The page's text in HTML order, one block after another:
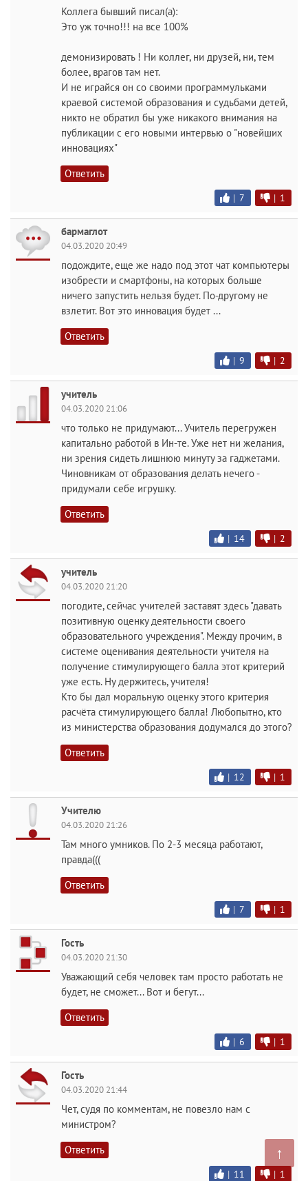
Коллега бывший писал(а):
Это уж точно!!! на все 100%
демонизировать ! Ни коллег, ни друзей, ни, тем
более, врагов там нет.
И не играйся он со своими программульками
краевой системой образования и судьбами детей,
никто не обратил бы уже никакого внимания на
публикации с его новыми интервью о "новейших
инновациях"
Ответить
| 7 | 1
бармаглот
04.03.2020 20:49
подождите, еще же надо под этот чат компьютеры
изобрести и смартфоны, на которых больше
ничего запустить нельзя будет. По-другому не
взлетит. Вот это инновация будет ...
Ответить
| 9 | 2
учитель
04.03.2020 21:06
что только не придумают... Учитель перегружен
капитально работой в Ин-те. Уже нет ни желания,
ни зрения сидеть лишнюю минуту за гаджетами.
Чиновникам от образования делать нечего -
придумали себе игрушку.
Ответить
| 14 | 2
учитель
04.03.2020 21:20
погодите, сейчас учителей заставят здесь "давать
позитивную оценку деятельности своего
образовательного учреждения". Между прочим, в
системе оценивания деятельности учителя на
получение стимулирующего балла этот критерий
уже есть. Ну держитесь, учителя!
Кто бы дал моральную оценку этого критерия
расчёта стимулирующего балла! Любопытно, кто
из министерства образования додумался до этого?
Ответить
| 12 | 1
Учителю
04.03.2020 21:26
Там много умников. По 2-3 месяца работают,
правда(((
Ответить
| 7 | 1
Гость
04.03.2020 21:30
Уважающий себя человек там просто работать не
будет, не сможет... Вот и бегут...
Ответить
| 6 | 1
Гость
04.03.2020 21:44
Чет, судя по комментам, не повезло нам с
министром?
Ответить
| 11 | 1
↑